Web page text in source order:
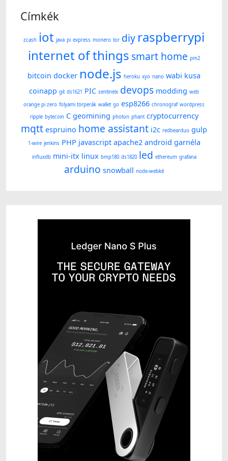
Címkék
zcash iot java pi express monero tor diy raspberrypi
internet of things smart home pm2
bitcoin docker node.js heroku xyo nano wabi kusa
coinapp git ds1621 PIC sentinelx devops modding web
orange pi zero folyami törperák wallet go esp8266 chronograf wordpress
ripple bytecoin C geomining photon phant cryptocurrency
mqtt espruino home assistant i2c redbearduo gulp
1-wire jenkins PHP javascript apache2 android garnéla
influxdb mini-itx linux bmp180 ds1820 led ethereum grafana
arduino snowball node-webkit